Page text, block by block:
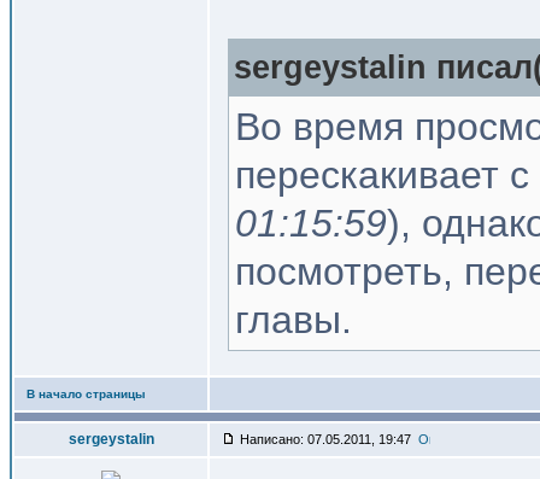
sergeystalin
Во время
перескакивает
01:15:59),
посмотреть,
главы.
В начало страницы
sergeystalin Написано: 07.05.2011, 19:47